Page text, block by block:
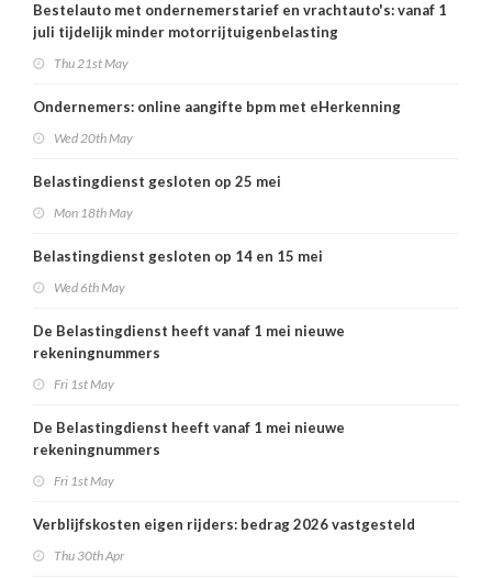
Bestelauto met ondernemerstarief en vrachtauto's: vanaf 1
juli tijdelijk minder motorrijtuigenbelasting
Thu 21st May
Ondernemers: online aangifte bpm met eHerkenning
Wed 20th May
Belastingdienst gesloten op 25 mei
Mon 18th May
Belastingdienst gesloten op 14 en 15 mei
Wed 6th May
De Belastingdienst heeft vanaf 1 mei nieuwe
rekeningnummers
Fri 1st May
De Belastingdienst heeft vanaf 1 mei nieuwe
rekeningnummers
Fri 1st May
Verblijfskosten eigen rijders: bedrag 2026 vastgesteld
Thu 30th Apr